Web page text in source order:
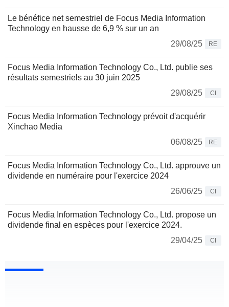
Le bénéfice net semestriel de Focus Media Information
Technology en hausse de 6,9 % sur un an
29/08/25
RE
Focus Media Information Technology Co., Ltd. publie ses
résultats semestriels au 30 juin 2025
29/08/25
CI
Focus Media Information Technology prévoit d'acquérir
Xinchao Media
06/08/25
RE
Focus Media Information Technology Co., Ltd. approuve un
dividende en numéraire pour l'exercice 2024
26/06/25
CI
Focus Media Information Technology Co., Ltd. propose un
dividende final en espèces pour l'exercice 2024.
29/04/25
CI